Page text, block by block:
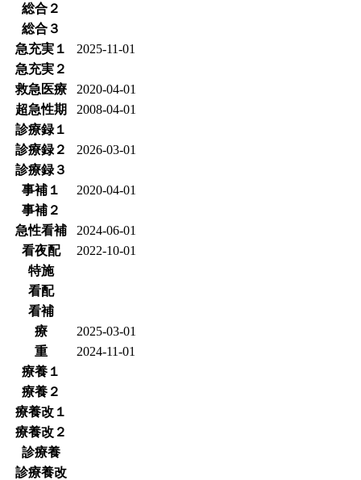
総合２
総合３
急充実１
2025-11-01
急充実２
救急医療
2020-04-01
超急性期
2008-04-01
診療録１
診療録２
2026-03-01
診療録３
事補１
2020-04-01
事補２
急性看補
2024-06-01
看夜配
2022-10-01
特施
看配
看補
療
2025-03-01
重
2024-11-01
療養１
療養２
療養改１
療養改２
診療養
診療養改